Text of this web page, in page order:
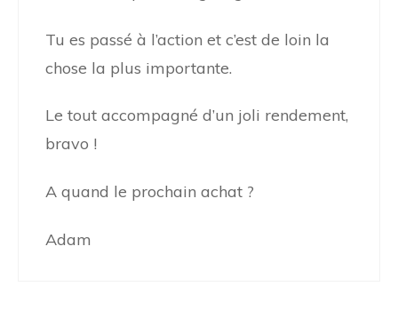
Tu es passé à l’action et c’est de loin la
chose la plus importante.
Le tout accompagné d’un joli rendement,
bravo !
A quand le prochain achat ?
Adam